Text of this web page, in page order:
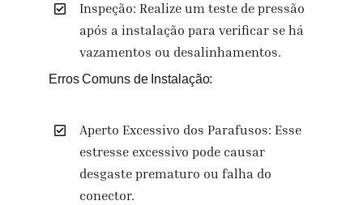
Inspeção: Realize um teste de pressão
após a instalação para verificar se há
vazamentos ou desalinhamentos.
Erros Comuns de Instalação:
Aperto Excessivo dos Parafusos: Esse
estresse excessivo pode causar
desgaste prematuro ou falha do
conector.